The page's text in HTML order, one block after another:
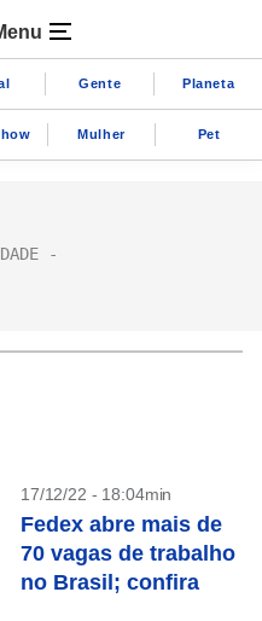
Gente Planeta
Mulher Pet
17/12/22 - 18:04min
Fedex abre mais de
70 vagas de trabalho
no Brasil; confira